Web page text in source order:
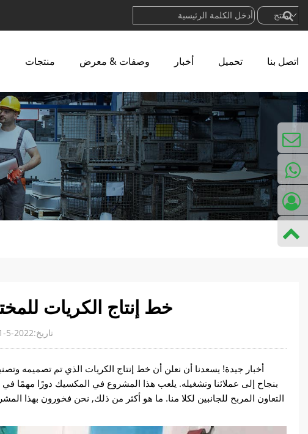
منتجات وصفات & معرض أخبار تحميل اتصل بنا
خط إنتاج الكريات
تاريخ:2022-5-31
بنجاح إلى عملائنا وتشغيله. يلعب هذا المشروع في المكسيك دورًا مهمًا
التعاون المربح للجانبين لكلا منا. ما هو أكثر من ذلك, نحن فخورون بهذا